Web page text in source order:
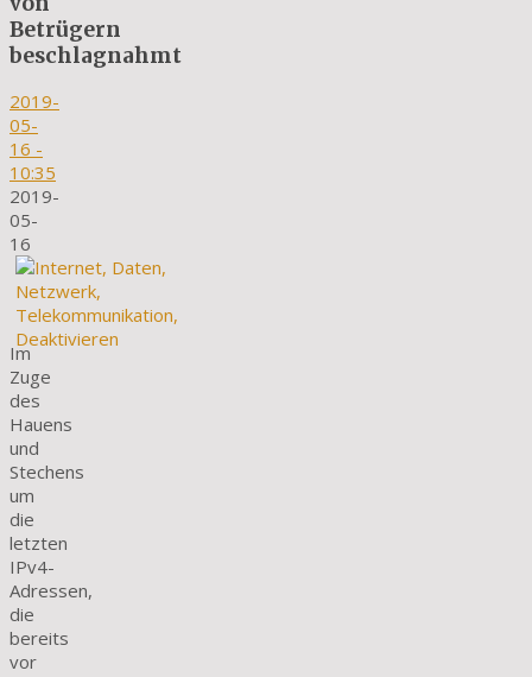
Betrügern
beschlagnahmt
2019-
05-
16 -
10:35
2019-
05-
16
Im
Zuge
des
Hauens
und
Stechens
um
die
letzten
IPv4-
Adressen,
die
bereits
vor